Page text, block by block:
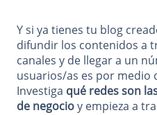
Y si ya tienes tu blog
difundir los contenidos a
canales y de llegar a un
usuarios/as es por medio
Investiga qué redes son
de negocioy empieza a